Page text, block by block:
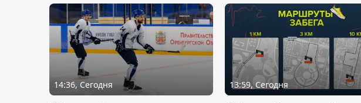
14:36, Сегодня 13:59, Сегодня